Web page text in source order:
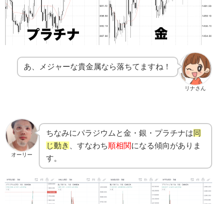
リナさん
あ、メジャーな貴金属なら落ちてますね！
オーリー
ちなみにパラジウムと金・銀・プラチナは同
じ動き
、すなわち 順相関になる傾向がありま
す。